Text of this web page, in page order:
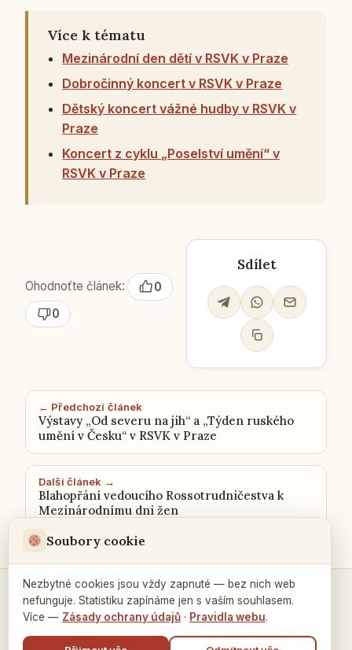
Více k tématu
Mezinárodní den dětí v RSVK v Praze
Dobročinný koncert v RSVK v Praze
Dětský koncert vážné hudby v RSVK v
Praze
Koncert z cyklu „Poselství umění“ v
RSVK v Praze
Ohodnoťte článek:
0
0
Sdílet
← Předchozí článek
Výstavy „Od severu na jih“ a „Týden ruského
umění v Česku“ v RSVK v Praze
Další článek →
Blahopřání vedoucího Rossotrudničestva k
Mezinárodnímu dni žen
Kontakty a spojení →
Soubory cookie
Nezbytné cookies jsou vždy zapnuté — bez nich web
nefunguje. Statistiku zapínáme jen s vaším souhlasem.
Více — Zásady ochrany údajů · Pravidla webu.